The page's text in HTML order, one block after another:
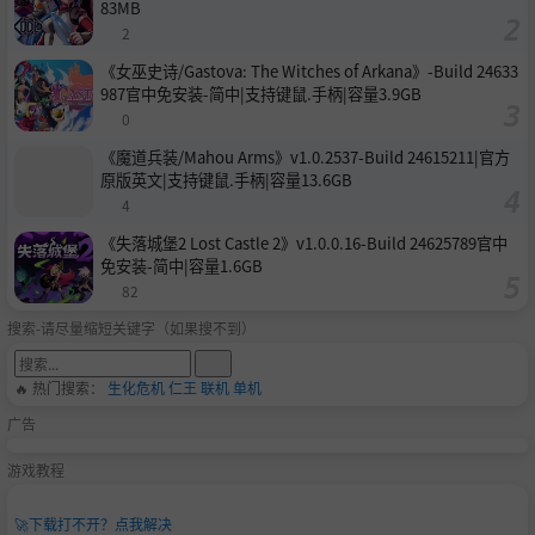
83MB
2
《女巫史诗/Gastova: The Witches of Arkana》-Build 24633
987官中免安装-简中|支持键鼠.手柄|容量3.9GB
0
《魔道兵装/Mahou Arms》v1.0.2537-Build 24615211|官方
原版英文|支持键鼠.手柄|容量13.6GB
4
《失落城堡2 Lost Castle 2》v1.0.0.16-Build 24625789官中
免安装-简中|容量1.6GB
82
搜索-请尽量缩短关键字（如果搜不到）
🔥 热门搜索： 生化危机仁王 联机单机
广告
游戏教程
🚀下载打不开？点我解决